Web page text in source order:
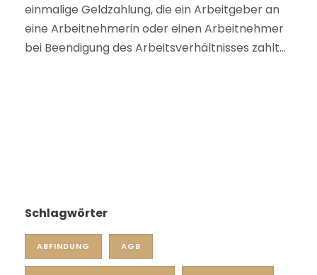
einmalige Geldzahlung, die ein Arbeitgeber an
eine Arbeitnehmerin oder einen Arbeitnehmer
bei Beendigung des Arbeitsverhältnisses zahlt...
Schlagwörter
ABFINDUNG AGB